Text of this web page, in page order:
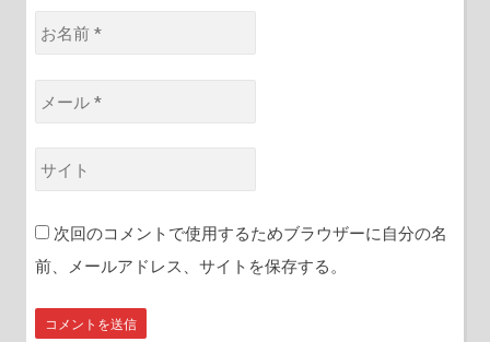
お
名
*
ー
ル
*
サ
イ
ト 次回のコメントで使用するためブラウザーに自分の名
前、メールアドレス、サイトを保存する。